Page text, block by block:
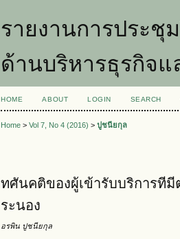
รายงานการประ
ด้านบริหารธุรกิจ
HOME ABOUT LOGIN SEARCH
Home >Vol 7, No 4 (2016) >ปูชนียกุล
ทศันคติของผู้เข้ารับบริการที
ระนอง
อรพิน ปูชนียกุล